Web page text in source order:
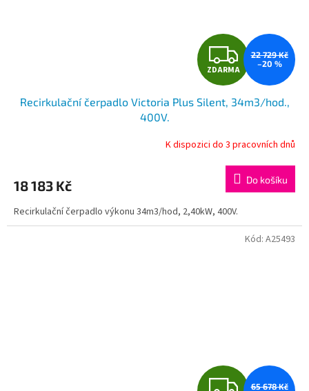
Z
D
A
R
M
A
ZDARMA
22 729 Kč
–20 %
Recirkulační čerpadlo Victoria Plus Silent, 34m3/hod.,
400V.
K dispozici do 3 pracovních dnů
18 183 Kč Do košíku
Recirkulační čerpadlo výkonu 34m3/hod, 2,40kW, 400V.
65 678 Kč
Kód: A25493